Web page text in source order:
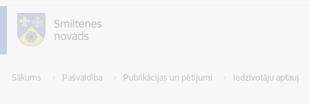
Sākums Pašvaldība Publikācijas un pētījumi Iedzīvotāju aptaujas